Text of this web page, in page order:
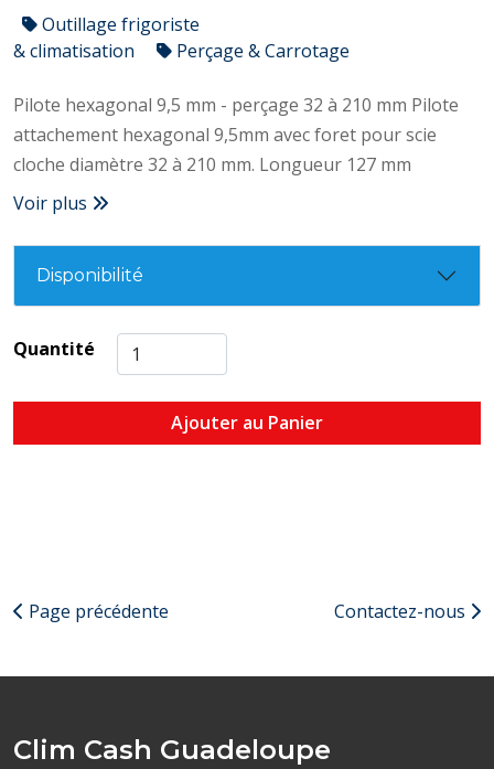
Outillage frigoriste
& climatisation
Perçage & Carrotage
Pilote hexagonal 9,5 mm - perçage 32 à 210 mm Pilote
attachement hexagonal 9,5mm avec foret pour scie
cloche diamètre 32 à 210 mm. Longueur 127 mm
Voir plus
Disponibilité
Quantité
Ajouter au Panier
Page précédente Contactez-nous
Clim Cash Guadeloupe